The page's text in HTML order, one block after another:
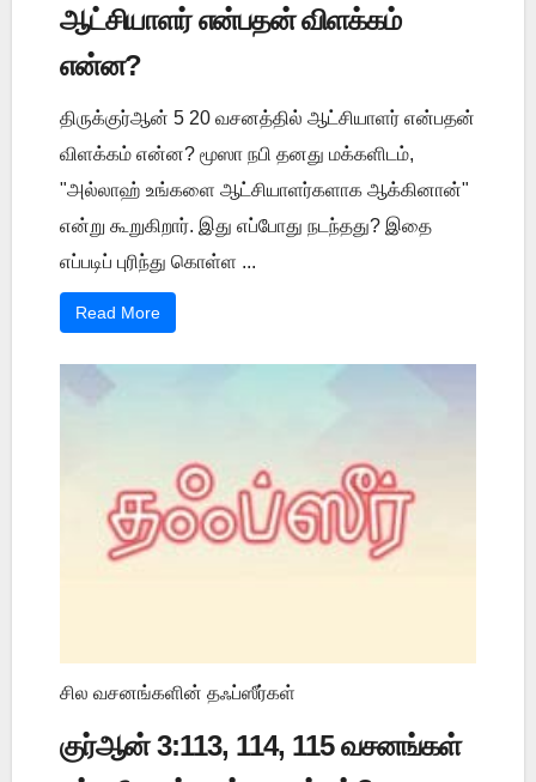
ஆட்சியாளர் என்பதன் விளக்கம்
என்ன?
திருக்குர்ஆன் 5 20 வசனத்தில் ஆட்சியாளர் என்பதன்
விளக்கம் என்ன? மூஸா நபி தனது மக்களிடம்,
"அல்லாஹ் உங்களை ஆட்சியாளர்களாக ஆக்கினான்"
என்று கூறுகிறார். இது எப்போது நடந்தது? இதை
எப்படிப் புரிந்து கொள்ள ...
Read More
சில வசனங்களின் தஃப்ஸீர்கள்
குர்ஆன் 3:113, 114, 115 வசனங்கள்